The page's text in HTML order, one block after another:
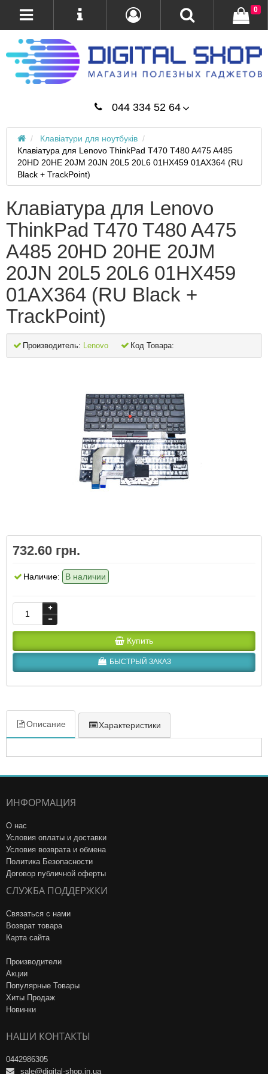
044 334 52 64
0
Клавіатури для ноутбуків
Клавіатура для Lenovo ThinkPad T470 T480 A475 A485
20HD 20HE 20JM 20JN 20L5 20L6 01HX459 01AX364 (RU
Black + TrackPoint)
Клавіатура для Lenovo
ThinkPad T470 T480 A475
A485 20HD 20HE 20JM
20JN 20L5 20L6 01HX459
01AX364 (RU Black +
TrackPoint)
Производитель: Lenovo Код Товара:
732.60 грн.
Наличие: В наличии
Купить
БЫСТРЫЙ ЗАКАЗ
Описание Характеристики
ИНФОРМАЦИЯ
О нас
Условия оплаты и доставки
Условия возврата и обмена
Политика Безопасности
Договор публичной оферты
СЛУЖБА ПОДДЕРЖКИ
Связаться с нами
Возврат товара
Карта сайта
Производители
Акции
Популярные Товары
Хиты Продаж
Новинки
НАШИ КОНТАКТЫ
0442986305
sale@digital-shop.in.ua